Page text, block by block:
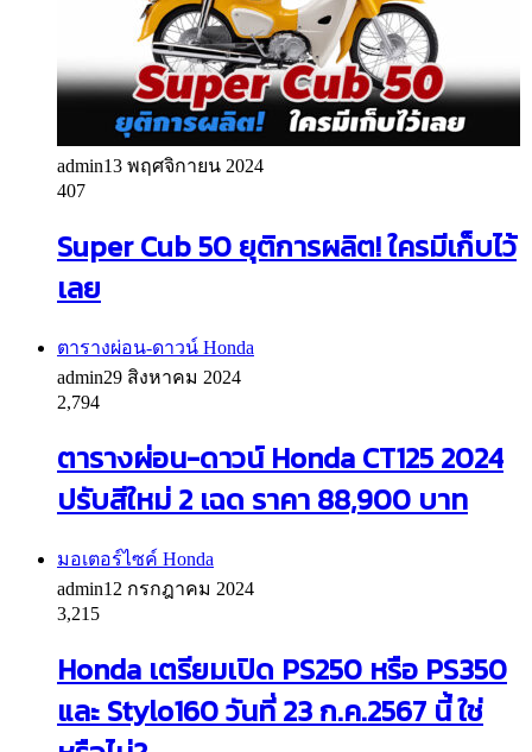
admin13 พฤศจิกายน 2024
407
Super Cub 50 ยุติการผลิต! ใครมีเก็บไว้
เลย
ตารางผ่อน-ดาวน์ Honda
admin29 สิงหาคม 2024
2,794
ตารางผ่อน-ดาวน์ Honda CT125 2024
ปรับสีใหม่ 2 เฉด ราคา 88,900 บาท
มอเตอร์ไซค์ Honda
admin12 กรกฎาคม 2024
3,215
Honda เตรียมเปิด PS250 หรือ PS350
และ Stylo160 วันที่ 23 ก.ค.2567 นี้ ใช่